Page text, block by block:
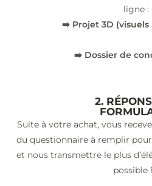
ligne :
➡️ Projet 3D
➡️ Dossier de
2.
Suite à votre achat, vous
du questionnaire à remplir
et nous transmettre le plus
possible